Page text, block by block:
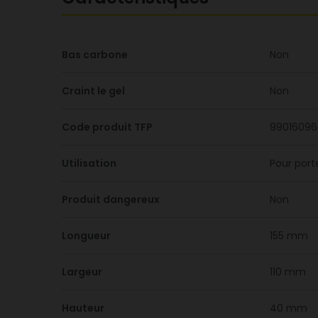
Bas carbone Non
Craint le gel Non
Code produit TFP 99016096
Utilisation Pour
Produit dangereux Non
Longueur 155 mm
Largeur 110 mm
Hauteur 40 mm